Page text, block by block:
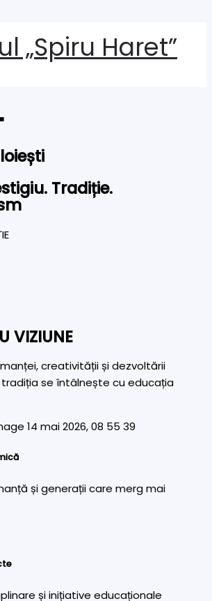
„Spiru Haret”
Tradiție.
VIZIUNE
creativității și dezvoltării
se întâlnește cu educația
și generații care merg mai
și inițiative educaționale